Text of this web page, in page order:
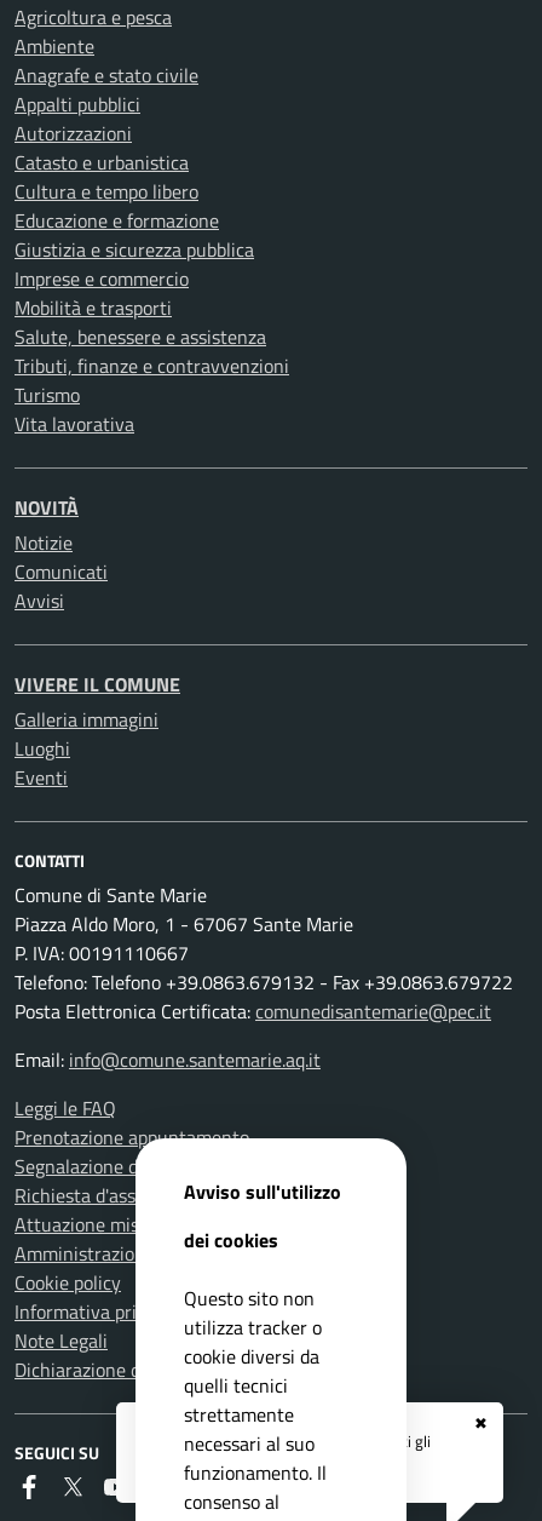
✖
Registrati ai serviziAPP IO
e ricevi tutti gli
aggiornamenti dall'Ente
Agricoltura e pesca
Ambiente
Anagrafe e stato civile
Appalti pubblici
Autorizzazioni
Catasto e urbanistica
Cultura e tempo libero
Educazione e formazione
Giustizia e sicurezza pubblica
Imprese e commercio
Mobilità e trasporti
Salute, benessere e assistenza
Tributi, finanze e contravvenzioni
Turismo
Vita lavorativa
NOVITÀ
Notizie
Comunicati
Avvisi
VIVERE IL COMUNE
Galleria immagini
Luoghi
Eventi
CONTATTI
Comune di Sante Marie
Piazza Aldo Moro, 1 - 67067 Sante Marie
P. IVA: 00191110667
Telefono: Telefono +39.0863.679132 - Fax +39.0863.679722
Posta Elettronica Certificata:comunedisantemarie@pec.it
Email: info@comune.santemarie.aq.it
Leggi le FAQ
Prenotazione appuntamento
Segnalazione disservizio
Richiesta d'assistenza
Attuazione misure PNRR
Amministrazione trasparente
Cookie policy
Informativa privacy
Note Legali
Dichiarazione di accessibilità
SEGUICI SU
FaceboookTwitter YoutubeRSS
Avviso sull'utilizzo
dei cookies
Questo sito non
utilizza tracker o
cookie diversi da
quelli tecnici
strettamente
necessari al suo
funzionamento. Il
consenso al